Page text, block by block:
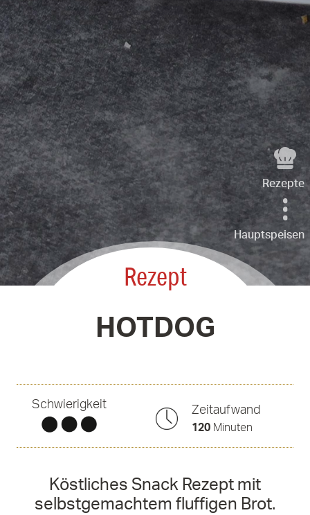
Rezepte
Hauptspeisen
Rezept
HOTDOG
Schwierigkeit Zeitaufwand
120Minuten
Köstliches Snack Rezept mit
selbstgemachtem fluffigen Brot.